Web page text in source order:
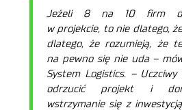
Jeżeli 8 na 10 firm
w projekcie, to nie dlatego,
dlatego, że rozumieją, że
na pewno się nie uda –
System Logistics. –
odrzucić projekt i
wstrzymanie się z